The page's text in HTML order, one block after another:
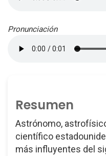
Pronunciación
Resumen
Astrónomo,
científico
más influyentes del